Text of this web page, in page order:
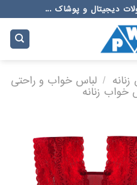
دیجیتال و پوشاک ...
/ لباس خواب و راحتی
خواب زنانه